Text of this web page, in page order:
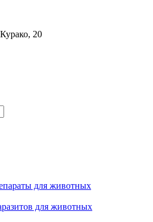
20
для животных
для животных